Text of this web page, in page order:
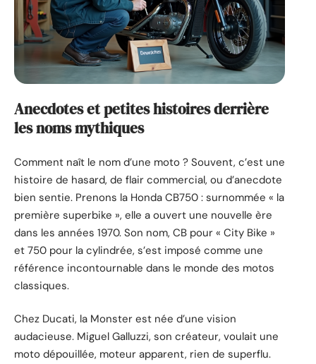
Anecdotes et petites histoires derrière
les noms mythiques
Comment naît le nom d’une moto ? Souvent, c’est une
histoire de hasard, de flair commercial, ou d’anecdote
bien sentie. Prenons la Honda CB750 : surnommée « la
première superbike », elle a ouvert une nouvelle ère
dans les années 1970. Son nom, CB pour « City Bike »
et 750 pour la cylindrée, s’est imposé comme une
référence incontournable dans le monde des motos
classiques.
Chez Ducati, la Monster est née d’une vision
audacieuse. Miguel Galluzzi, son créateur, voulait une
moto dépouillée, moteur apparent, rien de superflu.